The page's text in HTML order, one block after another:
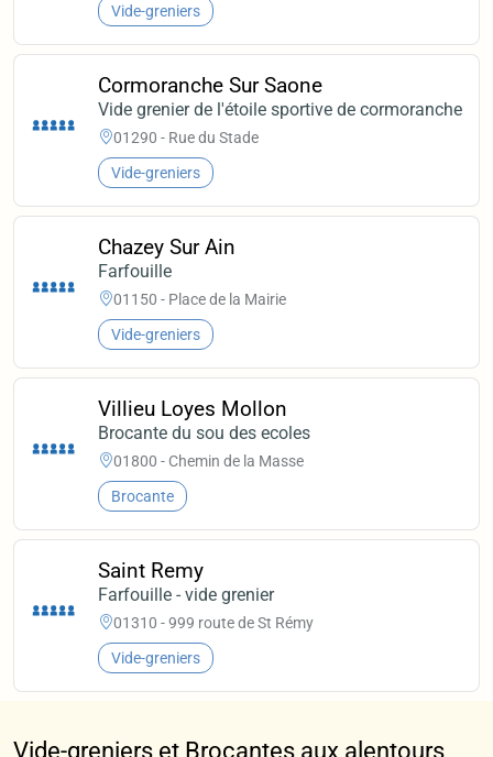
Vide-greniers
Cormoranche Sur Saone
Vide grenier de l'étoile sportive de cormoranche
01290 - Rue du Stade
Vide-greniers
Chazey Sur Ain
Farfouille
01150 - Place de la Mairie
Vide-greniers
Villieu Loyes Mollon
Brocante du sou des ecoles
01800 - Chemin de la Masse
Brocante
Saint Remy
Farfouille - vide grenier
01310 - 999 route de St Rémy
Vide-greniers
Vide-greniers et Brocantes aux alentours